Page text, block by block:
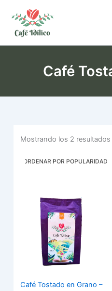
contenido
Café
Mostrando los 2 resultados
Café Tostado en Grano –